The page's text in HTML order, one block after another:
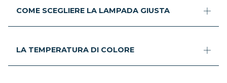
COME SCEGLIERE LA LAMPADA GIUSTA
LA TEMPERATURA DI COLORE